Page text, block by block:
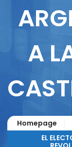
Columnistas
A
Homepage
EL